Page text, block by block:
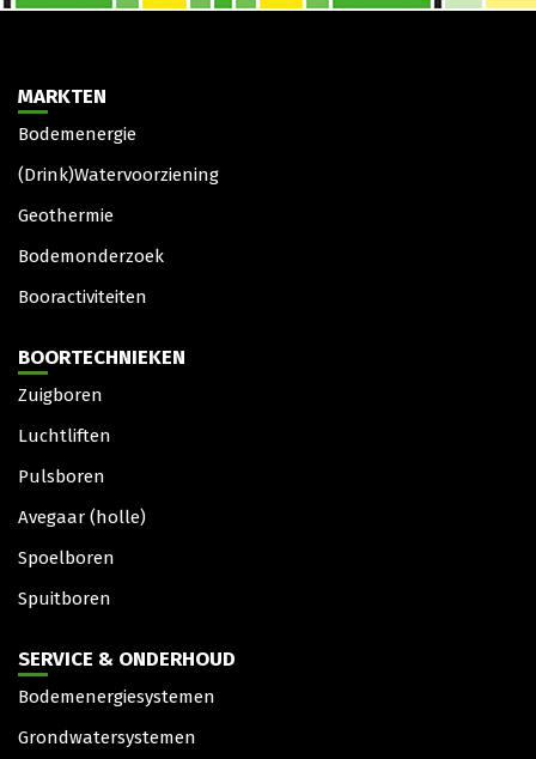
MARKTEN
Bodemenergie
(Drink)Watervoorziening
Geothermie
Bodemonderzoek
Booractiviteiten
BOORTECHNIEKEN
Zuigboren
Luchtliften
Pulsboren
Avegaar (holle)
Spoelboren
Spuitboren
SERVICE & ONDERHOUD
Bodemenergiesystemen
Grondwatersystemen